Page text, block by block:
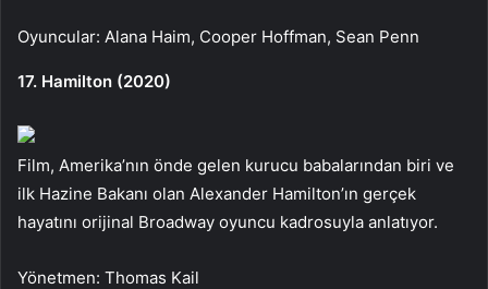
Oyuncular: Alana Haim, Cooper Hoffman, Sean Penn
17. Hamilton (2020)
Film, Amerika’nın önde gelen kurucu babalarından biri ve
ilk Hazine Bakanı olan Alexander Hamilton’ın gerçek
hayatını orijinal Broadway oyuncu kadrosuyla anlatıyor.
Yönetmen: Thomas Kail